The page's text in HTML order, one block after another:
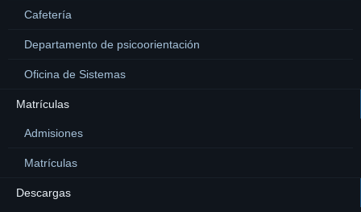
Cafetería
Departamento de psicoorientación
Oficina de Sistemas
Matrículas
Admisiones
Matrículas
Descargas